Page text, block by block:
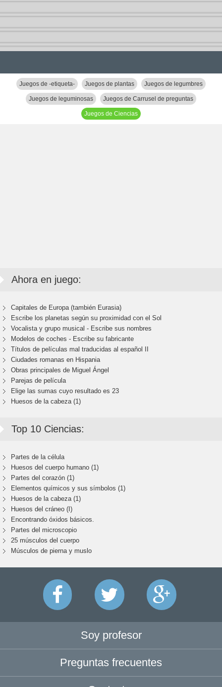
Juegos de -etiqueta- Juegos de plantas Juegos de legumbres
Juegos de leguminosas Juegos de Carrusel de preguntas
Juegos de Ciencias
Ahora en juego:
Capitales de Europa (también Eurasia)
Escribe los planetas según su proximidad con el Sol
Vocalista y grupo musical - Escribe sus nombres
Modelos de coches - Escribe su fabricante
Títulos de películas mal traducidas al español II
Ciudades romanas en Hispania
Obras principales de Miguel Ángel
Parejas de película
Elige las sumas cuyo resultado es 23
Huesos de la cabeza (1)
Top 10 Ciencias:
Partes de la célula
Huesos del cuerpo humano (1)
Partes del corazón (1)
Elementos químicos y sus símbolos (1)
Huesos de la cabeza (1)
Huesos del cráneo (I)
Encontrando óxidos básicos.
Partes del microscopio
25 músculos del cuerpo
Músculos de pierna y muslo
Soy profesor
Preguntas frecuentes